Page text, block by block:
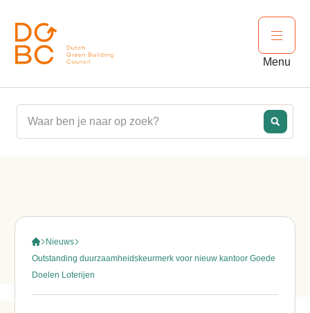
Open
Menu
Nieuws
Outstanding duurzaamheidskeurmerk voor nieuw kantoor Goede
Doelen Loterijen